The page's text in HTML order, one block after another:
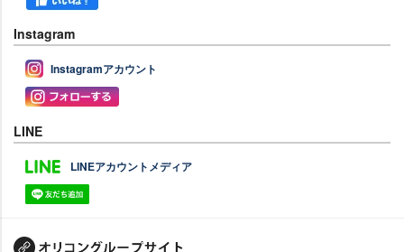
Instagram
Instagramアカウント
LINE
LINEアカウントメディア